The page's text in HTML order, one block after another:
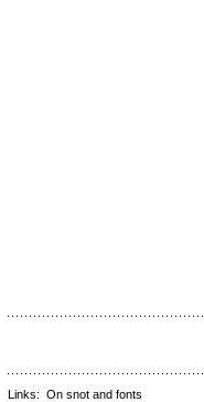
Links: On snot and fonts